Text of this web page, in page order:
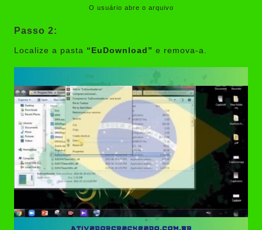
O usuário abre o arquivo
Passo 2:
Localize a pasta “EuDownload” e remova-a.